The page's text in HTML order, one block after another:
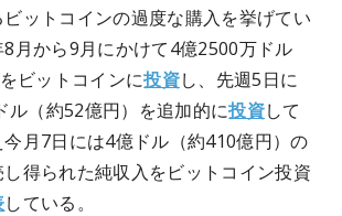
ットコインの過度な購入を挙げてい
月から9月にかけて4億2500万ドル
ビットコインに投資し、先週5日に
ル（約52億円）を追加的に投資して
月7日には4億ドル（約410億円）の
得られた純収入をビットコイン投資
している。